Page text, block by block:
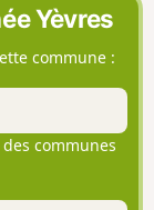
Yèvres
commune :
communes